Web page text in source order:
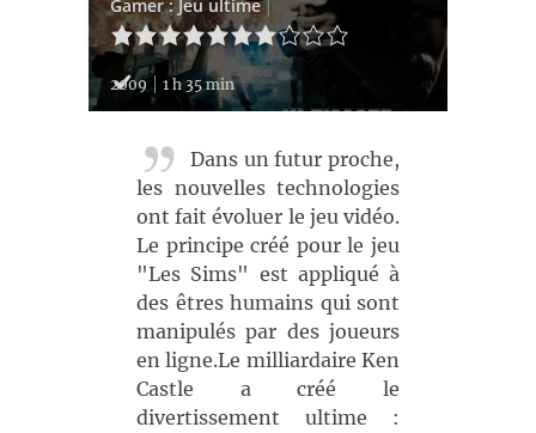
Gamer : Jeu ultime
2009 1 h 35 min
Dans un futur proche,
les nouvelles technologies
ont fait évoluer le jeu vidéo.
Le principe créé pour le jeu
"Les Sims" est appliqué à
des êtres humains qui sont
manipulés par des joueurs
en ligne.Le milliardaire Ken
Castle a créé le
divertissement ultime :